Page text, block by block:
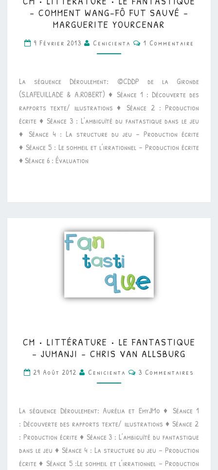
•
LITTÉRATURE
LE
COMMENT
WANG-
FÔ
FUT
SAUVÉ
–
– COMMENT WANG-FÔ FUT SAUVÉ –
MARGUERITE YOURCENAR
9 Février 2013 Cenicienta Commentaires
1 Commentaire
La séquence Déroulement: ©CDDP de la Gironde
(S.LAFEUILLADE & A.ROBERT) ♦ Séance 1 : Découverte des
rapports texte/ illustrations ♦ Séance 2 : Production
écrite ♦ Séance 3 : L’ambiguïté du fantastique dans le jeu
♦ Séance 4 : La structure du jeu – Production écrite
♦ Séance 5 : Le sommeil et l’irrationnel – Production écrite
♦ Séance 6 : Évaluation
•
LITTÉRATURE
•
LE
–
JUMANJI
–
CHRIS
VAN
CM • LITTÉRATURE • LE FANTASTIQUE
– JUMANJI – CHRIS VAN ALLSBURG
29 Août 2012 Cenicienta Commentaires
3 Commentaires
La séquence Déroulement: Aurélia et EmyJMo ♦ Séance 1
: Découverte des rapports texte/ illustrations ♦ Séance 2
: Production écrite ♦ Séance 3 : L’ambiguïté du fantastique
dans le jeu ♦ Séance 4 : La structure du jeu – Production
écrite ♦ Séance 5 :Le sommeil et l’irrationnel – Production